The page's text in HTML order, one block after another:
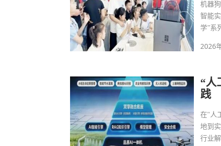
机器
智能
学”系
2026
“人
践
在"人
地到
行业